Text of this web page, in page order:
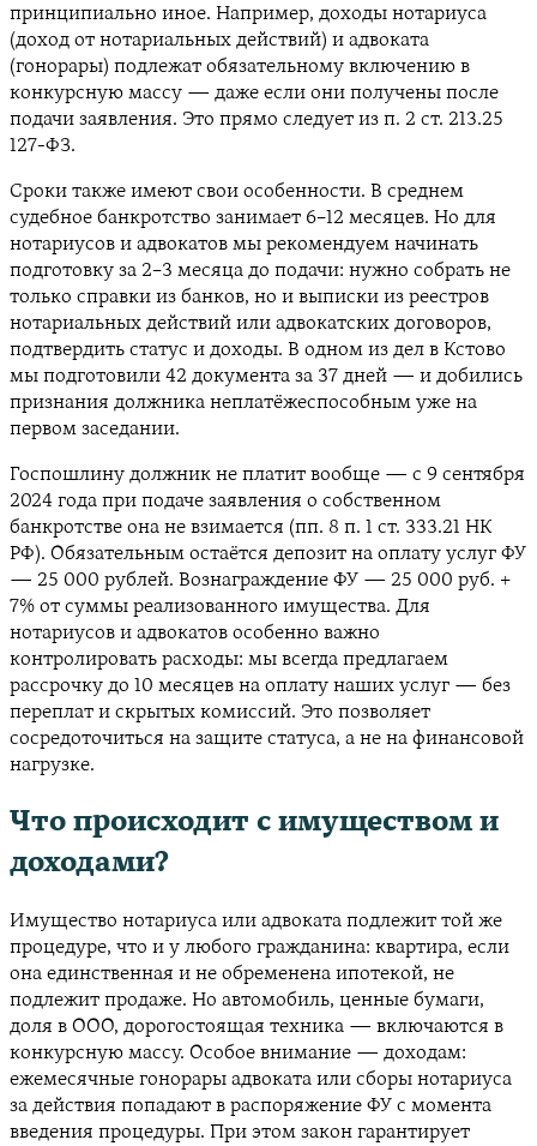
принципиально иное. Например, доходы нотариуса
(доход от нотариальных действий) и адвоката
(гонорары) подлежат обязательному включению в
конкурсную массу — даже если они получены после
подачи заявления. Это прямо следует из п. 2 ст. 213.25
127-ФЗ.
Сроки также имеют свои особенности. В среднем
судебное банкротство занимает 6–12 месяцев. Но для
нотариусов и адвокатов мы рекомендуем начинать
подготовку за 2–3 месяца до подачи: нужно собрать не
только справки из банков, но и выписки из реестров
нотариальных действий или адвокатских договоров,
подтвердить статус и доходы. В одном из дел в Кстово
мы подготовили 42 документа за 37 дней — и добились
признания должника неплатёжеспособным уже на
первом заседании.
Госпошлину должник не платит вообще — с 9 сентября
2024 года при подаче заявления о собственном
банкротстве она не взимается (пп. 8 п. 1 ст. 333.21 НК
РФ). Обязательным остаётся депозит на оплату услуг ФУ
— 25 000 рублей. Вознаграждение ФУ — 25 000 руб. +
7% от суммы реализованного имущества. Для
нотариусов и адвокатов особенно важно
контролировать расходы: мы всегда предлагаем
рассрочку до 10 месяцев на оплату наших услуг — без
переплат и скрытых комиссий. Это позволяет
сосредоточиться на защите статуса, а не на финансовой
нагрузке.
Что происходит с имуществом и
доходами?
Имущество нотариуса или адвоката подлежит той же
процедуре, что и у любого гражданина: квартира, если
она единственная и не обременена ипотекой, не
подлежит продаже. Но автомобиль, ценные бумаги,
доля в ООО, дорогостоящая техника — включаются в
конкурсную массу. Особое внимание — доходам:
ежемесячные гонорары адвоката или сборы нотариуса
за действия попадают в распоряжение ФУ с момента
введения процедуры. При этом закон гарантирует